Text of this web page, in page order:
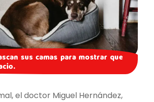
sus camas para mostrar que
el doctor Miguel Hernández,